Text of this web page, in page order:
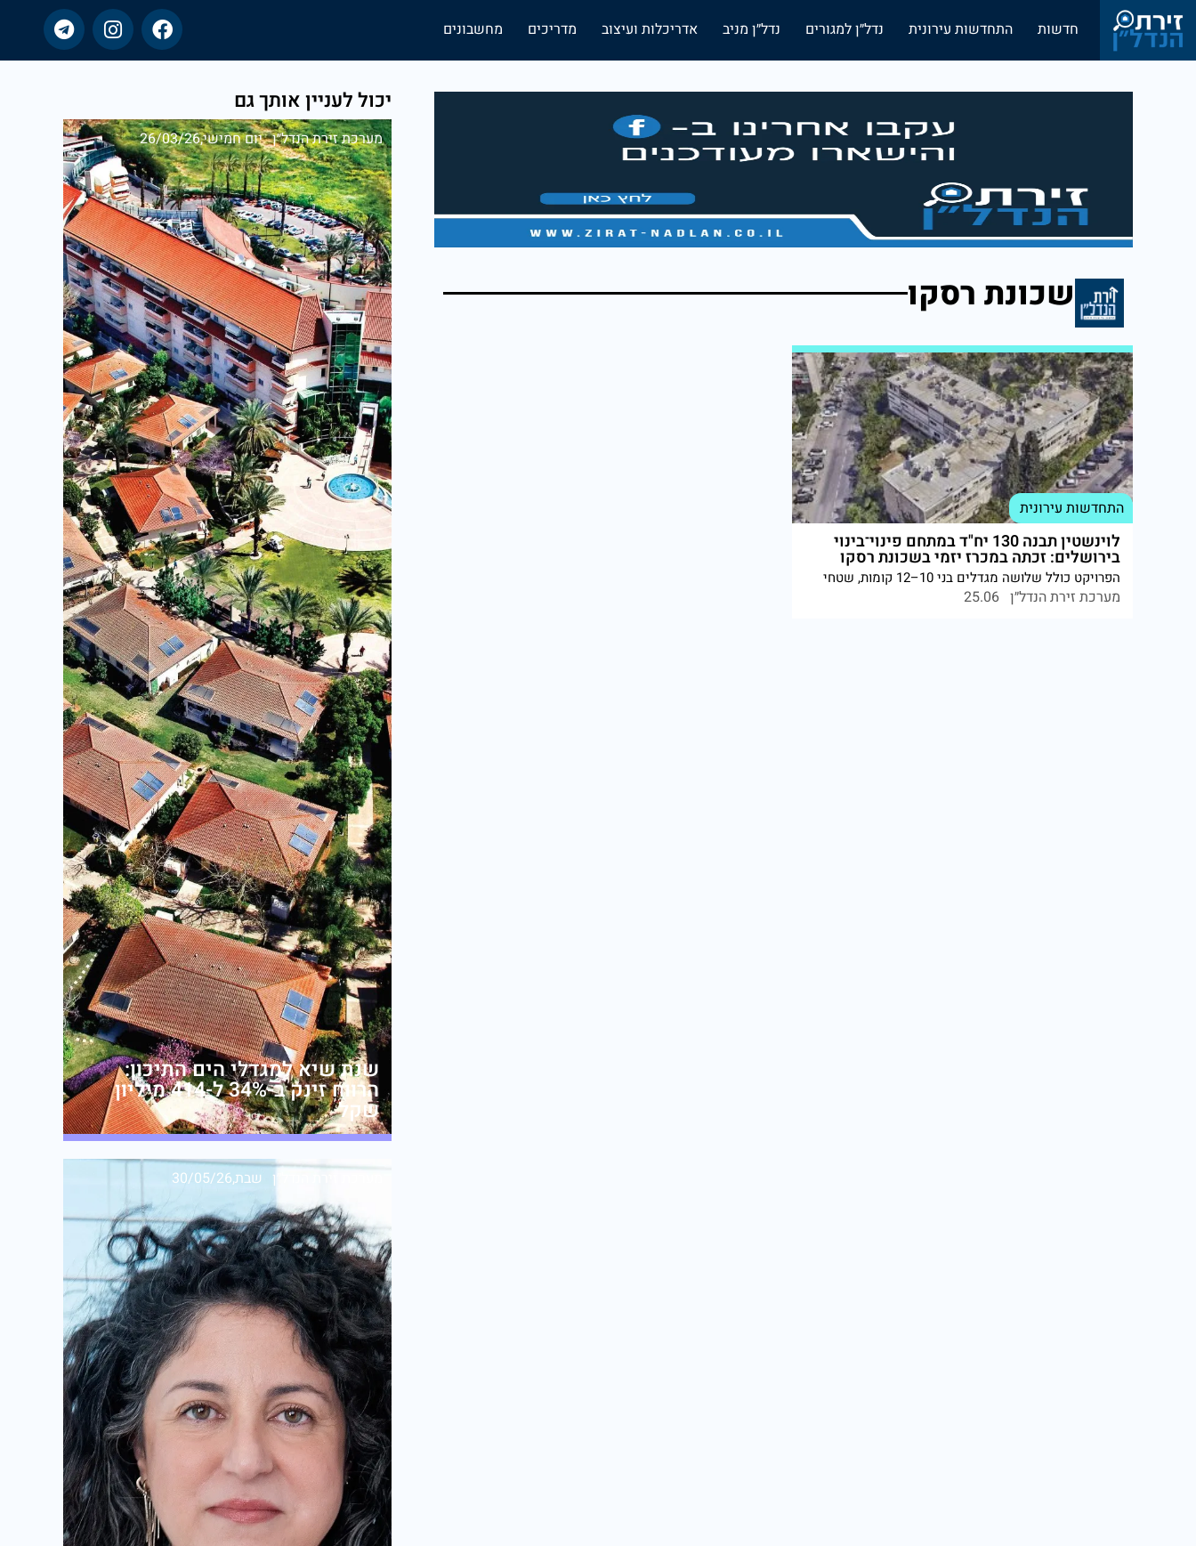
חדשות התחדשות עירונית נדל״ן למגורים נדל״ן מניב אדריכלות ועיצוב מדריכים מחשבונים
יכול לעניין אותך גם
שנת שיא למגדלי הים התיכון:
הרווח זינק ב-34% ל-414 מיליון
שקל
מערכת זירת הנדל״ן יום חמישי,26/03/26
מערכת זירת הנדל״ן שבת,30/05/26
שכונת רסקו
התחדשות עירונית
לוינשטין תבנה 130 יח"ד במתחם פינוי־בינוי
בירושלים: זכתה במכרז יזמי בשכונת רסקו
הפרויקט כולל שלושה מגדלים בני 10–12 קומות, שטחי
מסחר, מבני ציבור ושטח ציבורי פרטי. התוכנית מקודמת
מול הדיירים ובאישור עיריית ירושלים
מערכת זירת הנדל״ן 25.06